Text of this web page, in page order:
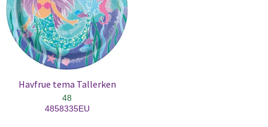
Havfrue tema Tallerken
48
4858335EU